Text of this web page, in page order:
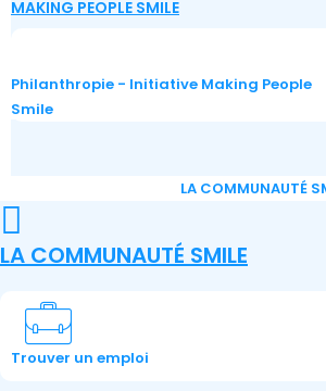
MAKING PEOPLE SMILE
Philanthropie - Initiative Making People
Smile
LA COMMUNAUTÉ
LA COMMUNAUTÉ SMILE
Trouver un emploi